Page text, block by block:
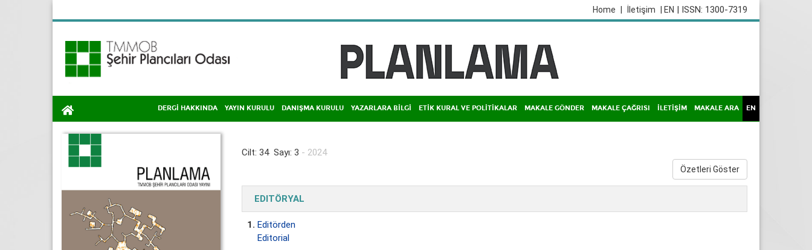
| ISSN: 1300-7319
| EN
İletişim
Home
DERGİ HAKKINDA YAYIN KURULU DANIŞMA KURULU YAZARLARA BİLGİ ETİK KURAL VE POLİTİKALAR MAKALE GÖNDER MAKALE ÇAĞRISI İLETİŞİM MAKALE ARA EN
Cilt: 34 Sayı: 3 - 2024
Özetleri Göster
EDITÖRYAL
1. Editörden
Editorial